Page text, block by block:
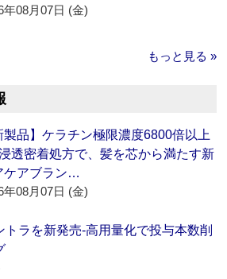
年08月07日 (金)
もっと見る »
製品】ケラチン極限濃度6800倍以上
透密着処方で、髪を芯から満たす新
ケアブラン…
年08月07日 (金)
トラを新発売‐高用量化で投与本数削